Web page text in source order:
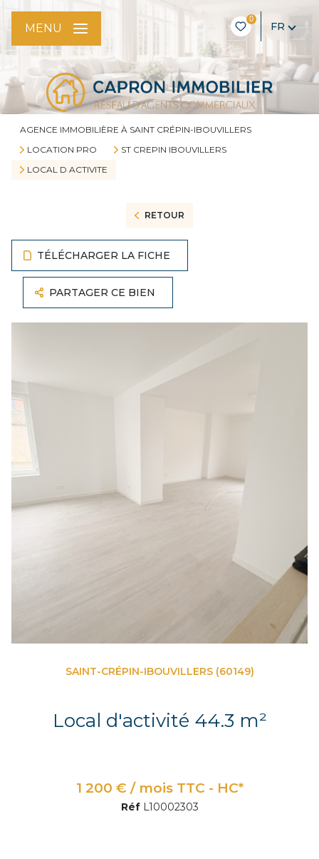
0
FR
MENU
AGENCE IMMOBILIÈRE À SAINT CRÉPIN-IBOUVILLERS
LOCATION PRO
ST CREPIN IBOUVILLERS
LOCAL D ACTIVITE
RETOUR
TÉLÉCHARGER LA FICHE
PARTAGER CE BIEN
SAINT-CRÉPIN-IBOUVILLERS (60149)
Local d'activité 44.3 m²
1 200 € / mois TTC - HC*
Réf L10002303